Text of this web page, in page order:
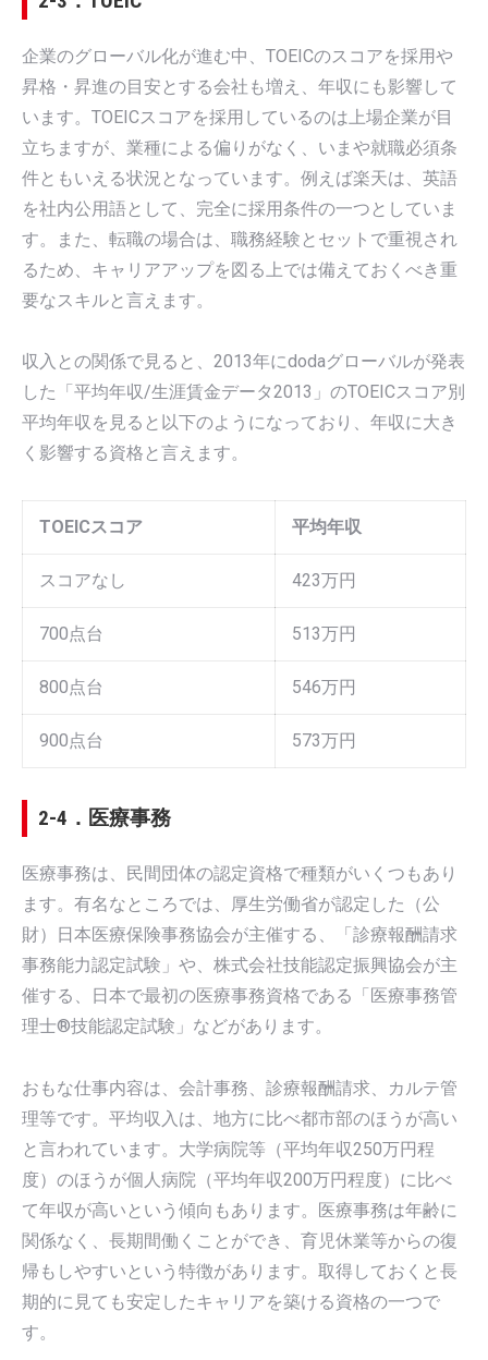
企業のグローバル化が進む中、TOEICのスコアを採用や
昇格・昇進の目安とする会社も増え、年収にも影響して
います。TOEICスコアを採用しているのは上場企業が目
立ちますが、業種による偏りがなく、いまや就職必須条
件ともいえる状況となっています。例えば楽天は、英語
を社内公用語として、完全に採用条件の一つとしていま
す。また、転職の場合は、職務経験とセットで重視され
るため、キャリアアップを図る上では備えておくべき重
要なスキルと言えます。
収入との関係で見ると、2013年にdodaグローバルが発表
した「平均年収/生涯賃金データ2013」のTOEICスコア別
平均年収を見ると以下のようになっており、年収に大き
く影響する資格と言えます。
TOEICスコア 平均年収
スコアなし 423万円
700点台 513万円
800点台 546万円
900点台 573万円
2-4．医療事務
医療事務は、民間団体の認定資格で種類がいくつもあり
ます。有名なところでは、厚生労働省が認定した（公
財）日本医療保険事務協会が主催する、「診療報酬請求
事務能力認定試験」や、株式会社技能認定振興協会が主
催する、日本で最初の医療事務資格である「医療事務管
理士®技能認定試験」などがあります。
おもな仕事内容は、会計事務、診療報酬請求、カルテ管
理等です。平均収入は、地方に比べ都市部のほうが高い
と言われています。大学病院等（平均年収250万円程
度）のほうが個人病院（平均年収200万円程度）に比べ
て年収が高いという傾向もあります。医療事務は年齢に
関係なく、長期間働くことができ、育児休業等からの復
帰もしやすいという特徴があります。取得しておくと長
期的に見ても安定したキャリアを築ける資格の一つで
す。